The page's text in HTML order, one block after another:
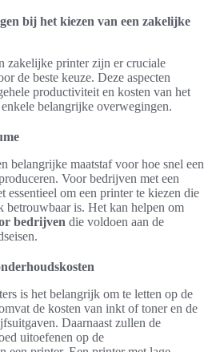
bij het kiezen van een zakelijke
zakelijke printer zijn er cruciale
de beste keuze. Deze aspecten
productiviteit en kosten van het
belangrijke overwegingen.
belangrijke maatstaf voor hoe snel een
Voor bedrijven met een
essentieel om een printer te kiezen die
betrouwbaar is. Het kan helpen om
bedrijven die voldoen aan de
is het belangrijk om te letten op de
de kosten van inkt of toner en de
Daarnaast zullen de
uitoefenen op de